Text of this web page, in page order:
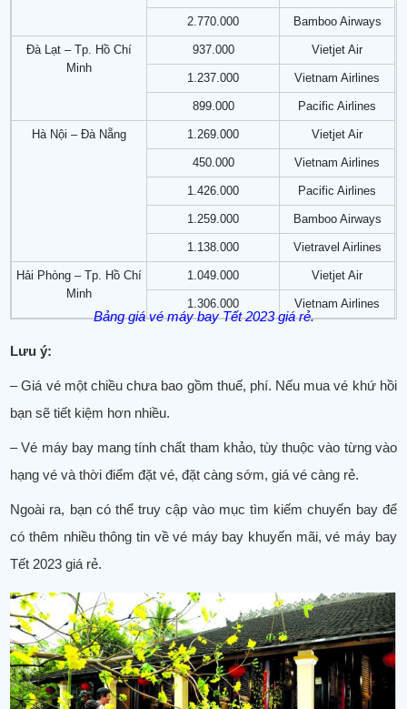
2.770.000 Bamboo Airways
Đà Lạt – Tp. Hồ Chí
Minh
937.000 Vietjet Air
1.237.000 Vietnam Airlines
899.000 Pacific Airlines
Hà Nội – Đà Nẵng 1.269.000 Vietjet Air
450.000 Vietnam Airlines
1.426.000 Pacific Airlines
1.259.000 Bamboo Airways
1.138.000 Vietravel Airlines
Hải Phòng – Tp. Hồ Chí
Minh
1.049.000 Vietjet Air
1.306.000 Vietnam Airlines
Bảng giá vé máy bay Tết 2023 giá rẻ.
Lưu ý:
– Giá vé một chiều chưa bao gồm thuế, phí. Nếu mua vé khứ hồi
bạn sẽ tiết kiệm hơn nhiều.
– Vé máy bay mang tính chất tham khảo, tùy thuộc vào từng vào
hạng vé và thời điểm đặt vé, đặt càng sớm, giá vé càng rẻ.
Ngoài ra, bạn có thể truy cập vào mục tìm kiếm chuyến bay để
có thêm nhiều thông tin về vé máy bay khuyến mãi, vé máy bay
Tết 2023 giá rẻ.